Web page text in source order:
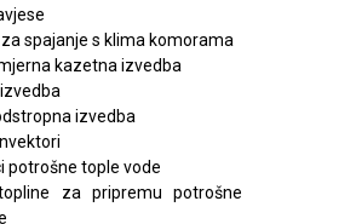
spajanje s klima komorama
kazetna izvedba
izvedba
potrošne tople vode
za pripremu potrošne